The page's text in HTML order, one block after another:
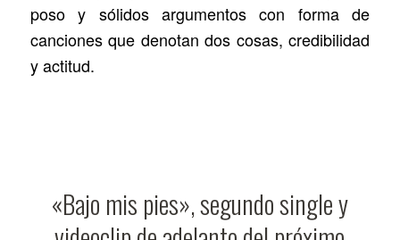
poso y sólidos argumentos con forma de
canciones que denotan dos cosas, credibilidad
y actitud.
«Bajo mis pies», segundo single y